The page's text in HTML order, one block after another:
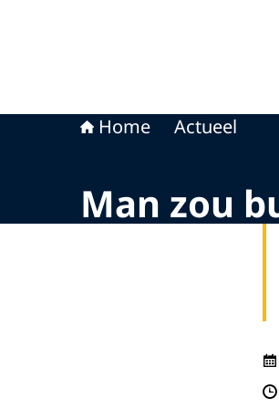
Home Actueel
Man zou